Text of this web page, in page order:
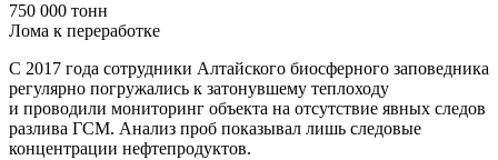
750 000 тонн
Лома к переработке
С 2017 года сотрудники Алтайского биосферного заповедника
регулярно погружались к затонувшему теплоходу
и проводили мониторинг объекта на отсутствие явных следов
разлива ГСМ. Анализ проб показывал лишь следовые
концентрации нефтепродуктов.